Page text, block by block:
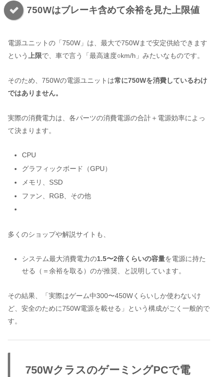
750Wはブレーキ含めて余裕を見た上限値
電源ユニットの「750W」は、最大で750Wまで安定供給できます
という
上限で、車で言う「最高速度○km/h」みたいなものです。
そのため、750Wの電源ユニットは常に750Wを消費しているわけ
ではありません。
実際の消費電力は、各パーツの消費電源の合計＋電源効率によっ
て決まります。
CPU
グラフィックボード（GPU）
メモリ、SSD
ファン、RGB、その他
多くのショップや解説サイトも、
システム最大消費電力の1.5〜2倍くらいの容量を電源に持た
せる（＝余裕を取る）のが推奨、と説明しています。
その結果、「実際はゲーム中300〜450Wくらいしか使わないけ
ど、安全のために750W電源を載せる」という構成がごく一般的で
す。
750WクラスのゲーミングPCで電